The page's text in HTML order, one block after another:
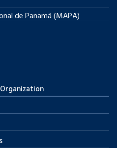
de Panamá (MAPA)